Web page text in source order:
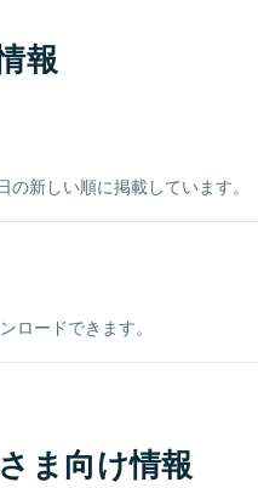
報
新しい順に掲載しています。
ロードできます。
ま向け情報